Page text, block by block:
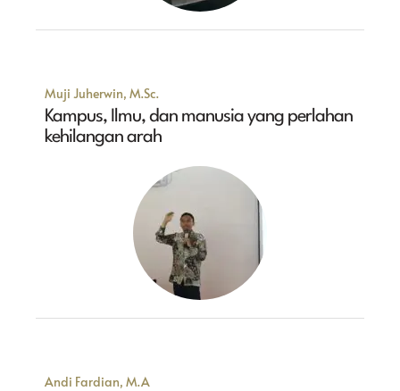
Muji Juherwin, M.Sc.
Kampus, Ilmu, dan manusia yang perlahan
kehilangan arah
Andi Fardian, M.A